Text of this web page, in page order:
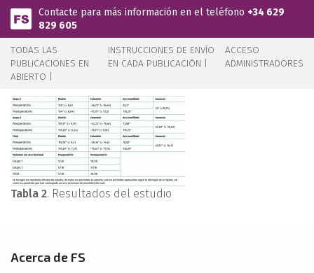
Pasar al contenido principal
Contacte para más información en el teléfono +34 629
829 605
TODAS LAS
PUBLICACIONES EN
ABIERTO |
INSTRUCCIONES DE ENVÍO
EN CADA PUBLICACIÓN |
ACCESO
ADMINISTRADORES
Tabla 2. Resultados del estudio
Acerca de FS